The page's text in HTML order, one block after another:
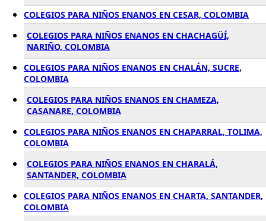
COLEGIOS PARA NIÑOS ENANOS EN CESAR, COLOMBIA
COLEGIOS PARA NIÑOS ENANOS EN CHACHAGÜÍ,
NARIÑO, COLOMBIA
COLEGIOS PARA NIÑOS ENANOS EN CHALÁN, SUCRE,
COLOMBIA
COLEGIOS PARA NIÑOS ENANOS EN CHAMEZA,
CASANARE, COLOMBIA
COLEGIOS PARA NIÑOS ENANOS EN CHAPARRAL, TOLIMA,
COLOMBIA
COLEGIOS PARA NIÑOS ENANOS EN CHARALÁ,
SANTANDER, COLOMBIA
COLEGIOS PARA NIÑOS ENANOS EN CHARTA, SANTANDER,
COLOMBIA